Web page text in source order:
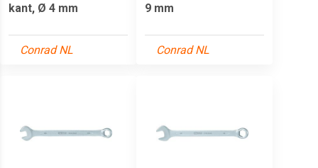
kant, Ø 4 mm
Conrad NL
9 mm
Conrad NL